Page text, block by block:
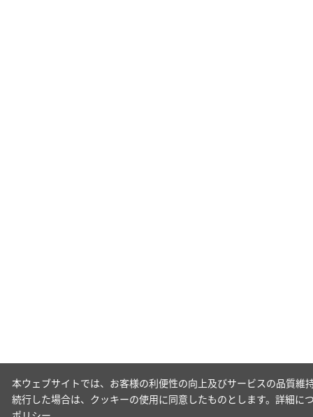
本ウェブサイトでは、お客様の利便性の向上及びサービスの品質
続行した場合は、クッキーの使用に同意したものとします。詳細